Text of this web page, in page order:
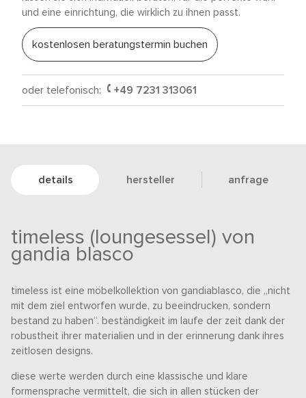
und eine einrichtung, die wirklich zu ihnen passt.
kostenlosen beratungstermin buchen
oder telefonisch: +49 7231 313061
details hersteller anfrage
timeless (loungesessel) von
gandia blasco
timeless ist eine möbelkollektion von gandiablasco, die „nicht
mit dem ziel entworfen wurde, zu beeindrucken, sondern
bestand zu haben“. beständigkeit im laufe der zeit dank der
robustheit ihrer materialien und in der erinnerung dank ihres
zeitlosen designs.
diese werte werden durch eine klassische und klare
formensprache vermittelt, die sich in allen stücken der